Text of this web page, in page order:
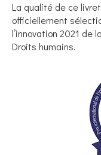
La qualité de ce
officiellement
l’innovation 2021 de
Droits humains.